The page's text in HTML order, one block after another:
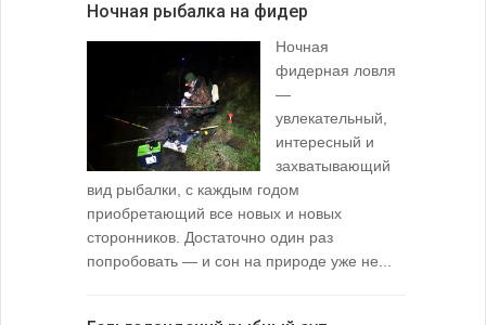
Ночная рыбалка на фидер
Ночная
фидерная ловля
—
увлекательный,
интересный и
захватывающий
вид рыбалки, с каждым годом
приобретающий все новых и новых
сторонников. Достаточно один раз
попробовать — и сон на природе уже не...